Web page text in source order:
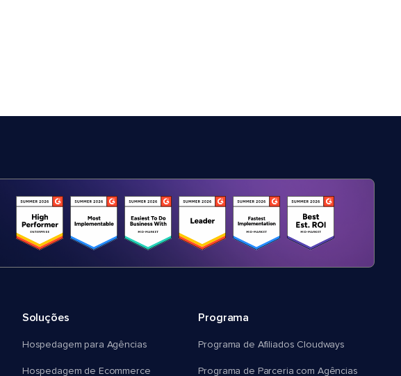
Soluções
Hospedagem para Agências
Hospedagem de Ecommerce
Programa
Programa de Afiliados Cloudways
Programa de Parceria com Agências